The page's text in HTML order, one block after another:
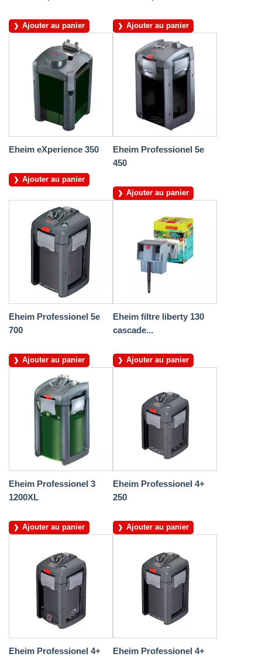
Ajouter au panier Ajouter au panier
Eheim eXperience 350
Ajouter au panier
Eheim Professionel 5e
450
Ajouter au panier
Eheim Professionel 5e
700
Ajouter au panier
Eheim filtre liberty 130
cascade...
Ajouter au panier
Eheim Professionel 3
1200XL
Ajouter au panier
Eheim Professionel 4+
250
Ajouter au panier
Eheim Professionel 4+
Eheim Professionel 4+